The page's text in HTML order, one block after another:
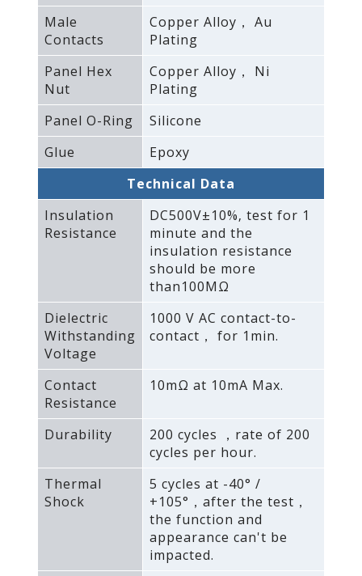
Male
Contacts
Copper Alloy， Au
Plating
Panel Hex
Nut
Copper Alloy， Ni
Plating
Panel O-Ring
Silicone
Glue
Epoxy
Technical Data
Insulation
Resistance
DC500V±10%‚ test for 1
minute and the
insulation resistance
should be more
than100MΩ
Dielectric
Withstanding
Voltage
1000 V AC contact-to-
contact， for 1min.
Contact
Resistance
10mΩ at 10mA Max.
Durability
200 cycles ，rate of 200
cycles per hour.
Thermal
Shock
5 cycles at -40° /
+105°，after the test，
the function and
appearance can't be
impacted.